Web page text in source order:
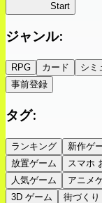
Start
ジャンル:
RPG カード シミ
事前登録
タグ:
ランキング 新作ゲ
放置ゲーム
スマホ
人気ゲーム
アニメ
3D ゲーム
街づくり